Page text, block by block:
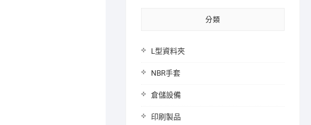
分類
L型資料夾
NBR手套
倉儲設備
印刷製品